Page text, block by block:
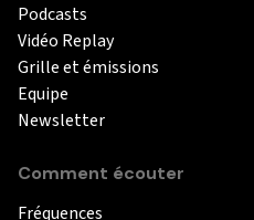
Podcasts
Vidéo Replay
Grille et émissions
Equipe
Newsletter
Comment écouter
Fréquences